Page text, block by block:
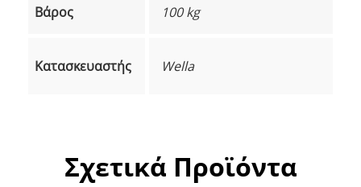
Βάρος 100 kg
Κατασκευαστής Wella
Σχετικά Προϊόντα